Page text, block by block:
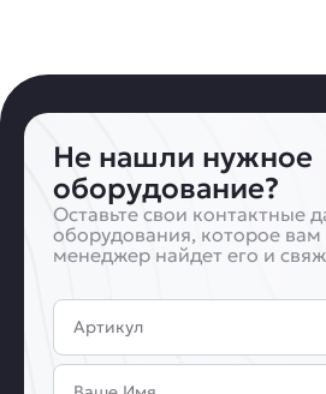
Не нашли нужное
оборудование?
Оставьте свои контактные
оборудования, которое
менеджер найдет его и
Артикул
Имя